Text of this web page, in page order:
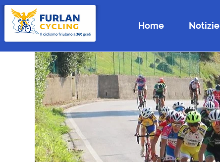
Home Notizie